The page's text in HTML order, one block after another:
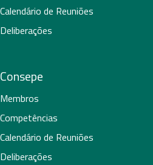
Calendário de Reuniões
Deliberações
Consepe
Membros
Competências
Calendário de Reuniões
Deliberações